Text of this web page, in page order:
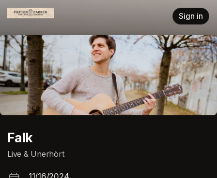
Skip header
Sign in
Falk
Live & Unerhört